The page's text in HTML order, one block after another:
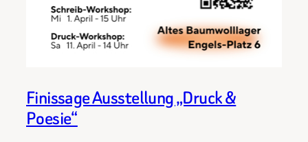
Finissage Ausstellung „Druck &
Poesie“